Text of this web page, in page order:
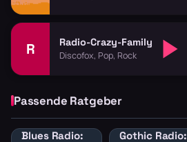
R Radio-Crazy-Family
Discofox, Pop, Rock
Passende Ratgeber
Blues Radio:
Gothic Radio: